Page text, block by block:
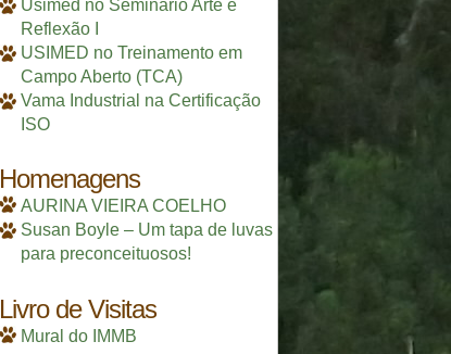
Usimed no Seminário Arte e
Reflexão I
USIMED no Treinamento em
Campo Aberto (TCA)
Vama Industrial na Certificação
ISO
Homenagens
AURINA VIEIRA COELHO
Susan Boyle – Um tapa de luvas
para preconceituosos!
Livro de Visitas
Mural do IMMB